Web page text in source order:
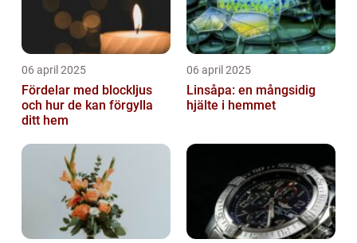
06 april 2025
Fördelar med blockljus
och hur de kan förgylla
ditt hem
06 april 2025
Linsåpa: en mångsidig
hjälte i hemmet